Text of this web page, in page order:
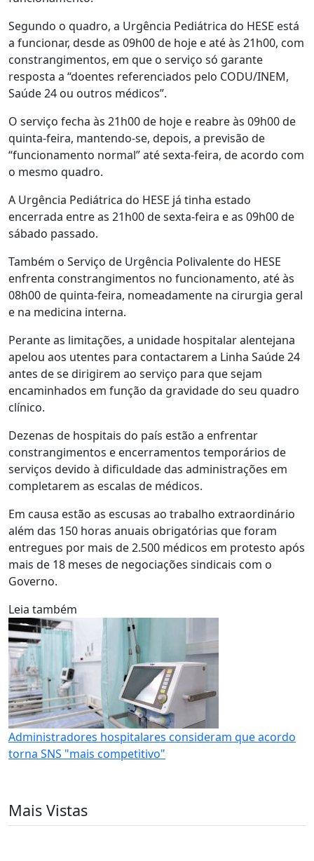
Segundo o quadro, a Urgência Pediátrica do HESE está
a funcionar, desde as 09h00 de hoje e até às 21h00, com
constrangimentos, em que o serviço só garante
resposta a “doentes referenciados pelo CODU/INEM,
Saúde 24 ou outros médicos”.
O serviço fecha às 21h00 de hoje e reabre às 09h00 de
quinta-feira, mantendo-se, depois, a previsão de
“funcionamento normal” até sexta-feira, de acordo com
o mesmo quadro.
A Urgência Pediátrica do HESE já tinha estado
encerrada entre as 21h00 de sexta-feira e as 09h00 de
sábado passado.
Também o Serviço de Urgência Polivalente do HESE
enfrenta constrangimentos no funcionamento, até às
08h00 de quinta-feira, nomeadamente na cirurgia geral
e na medicina interna.
Perante as limitações, a unidade hospitalar alentejana
apelou aos utentes para contactarem a Linha Saúde 24
antes de se dirigirem ao serviço para que sejam
encaminhados em função da gravidade do seu quadro
clínico.
Dezenas de hospitais do país estão a enfrentar
constrangimentos e encerramentos temporários de
serviços devido à dificuldade das administrações em
completarem as escalas de médicos.
Em causa estão as escusas ao trabalho extraordinário
além das 150 horas anuais obrigatórias que foram
entregues por mais de 2.500 médicos em protesto após
mais de 18 meses de negociações sindicais com o
Governo.
Leia também
Administradores hospitalares consideram que acordo
torna SNS "mais competitivo"
Mais Vistas